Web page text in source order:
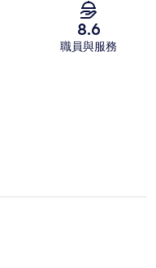
8.6
職員與服務